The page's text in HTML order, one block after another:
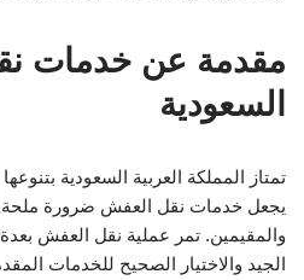
مقدمة عن خدمات
السعودية
تمتاز المملكة العربية السعودية
يجعل خدمات نقل العفش ضرورة ملحة
والمقيمين. تمر عملية نقل العفش
الجيد والاختيار الصحيح للخدمات